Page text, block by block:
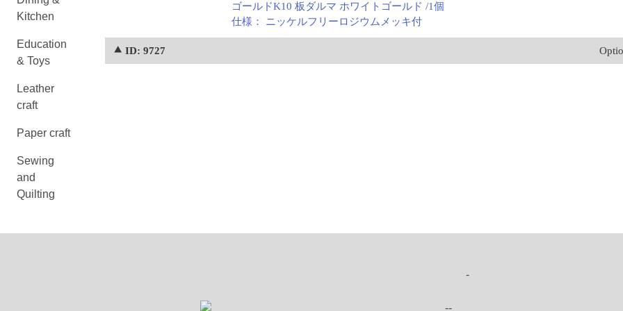
Kitchen
Education
& Toys
Leather
craft
Paper craft
Sewing
and
Quilting
ゴールドK10 板ダルマ ホワイトゴールド /1個
仕様： ニッケルフリーロジウムメッキ付
⯅ ID: 9727
-
--